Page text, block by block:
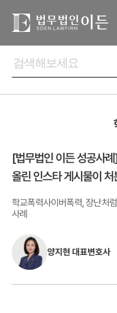
[법무법인 이든 성공사
올린 인스타 게시물이 처
학교폭력사이버폭력, 장난처
사례
양지현 대표변호사